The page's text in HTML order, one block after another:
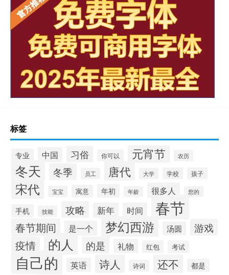
标签
专业 中国 习俗 你可以 元宵节 农历
冬天 冬季 员工 唐代 大学 学校 孩子
宋代 宝宝 寓意 年初 年龄 很多人 您的
手机 技能 攻略 新年 时间 春节
春节期间 是一个 梦幻西游 汤圆 游戏
疫情 的人 的是 礼物 红包 考试
自己的 英语 诗人 诗词 还不 都是